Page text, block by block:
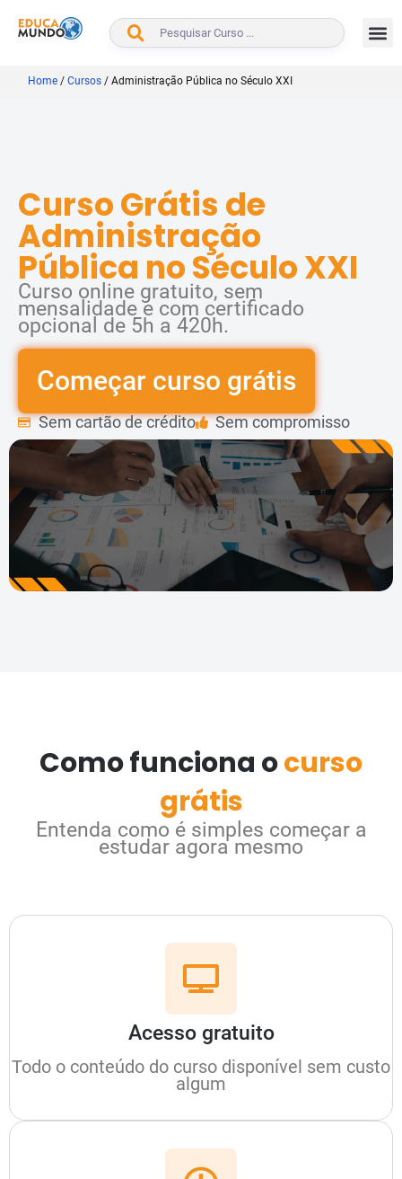
BUSCAR
Home / Cursos / Administração Pública no Século XXI
Curso Grátis de
Administração
Pública no Século XXI
Curso online gratuito, sem
mensalidade e com certificado
opcional de 5h a 420h.
Começar curso grátis
Sem cartão de crédito Sem compromisso
Como funciona ocurso
grátis
Entenda como é simples começar a
estudar agora mesmo
Acesso gratuito
Todo o conteúdo do curso disponível sem custo
algum